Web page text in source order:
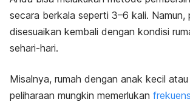
secara berkala seperti 3–6 kali. Namun,
disesuaikan kembali dengan kondisi
sehari-hari.
Misalnya, rumah dengan anak kecil
peliharaan mungkin memerlukan